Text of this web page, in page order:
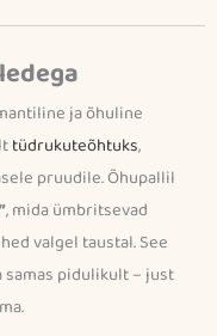
ja õhuline
tüdrukuteõhtuks,
pruudile. Õhupallil
, mida ümbritsevad
valgel taustal. See
pidulikult – just